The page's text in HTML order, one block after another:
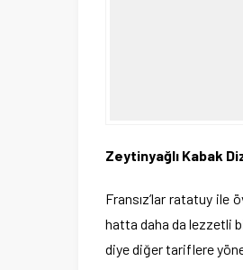
Zeytinyağlı Kabak
Fransız’lar ratatuy ile
hatta daha da lezzetli
diye diğer tariflere